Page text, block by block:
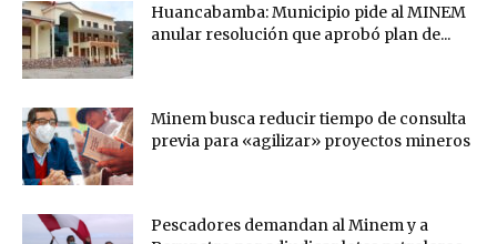
Huancabamba: Municipio pide al MINEM
anular resolución que aprobó plan de...
Minem busca reducir tiempo de consulta
previa para «agilizar» proyectos mineros
Pescadores demandan al Minem y a